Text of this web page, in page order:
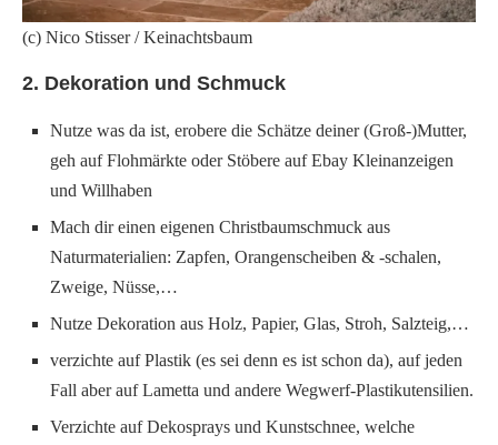
(c) Nico Stisser / Keinachtsbaum
2. Dekoration und Schmuck
Nutze was da ist, erobere die Schätze deiner (Groß-)Mutter,
geh auf Flohmärkte oder Stöbere auf Ebay Kleinanzeigen
und Willhaben
Mach dir einen eigenen Christbaumschmuck aus
Naturmaterialien: Zapfen, Orangenscheiben & -schalen,
Zweige, Nüsse,…
Nutze Dekoration aus Holz, Papier, Glas, Stroh, Salzteig,…
verzichte auf Plastik (es sei denn es ist schon da), auf jeden
Fall aber auf Lametta und andere Wegwerf-Plastikutensilien.
Verzichte auf Dekosprays und Kunstschnee, welche